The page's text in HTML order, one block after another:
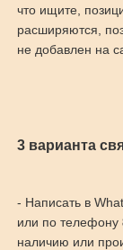
что ищите,
расширяются,
не добавлен на
3 варианта
- Написать в
или по телефону
наличию или